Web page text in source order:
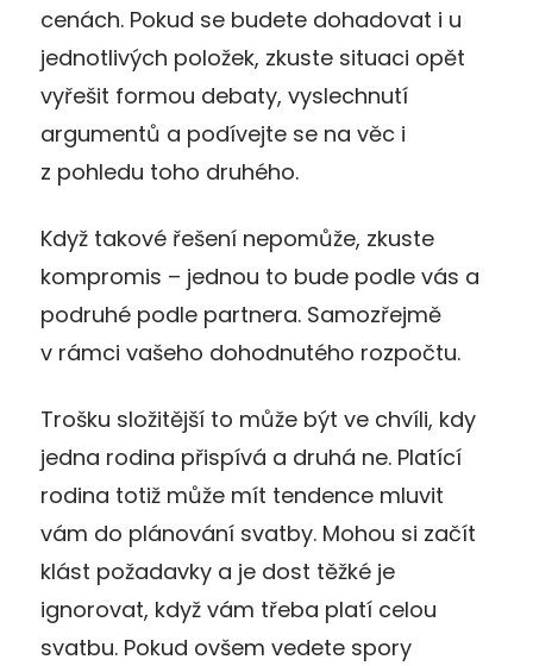
cenách. Pokud se budete dohadovat i u
jednotlivých položek, zkuste situaci opět
vyřešit formou debaty, vyslechnutí
argumentů a podívejte se na věc i
z pohledu toho druhého.
Když takové řešení nepomůže, zkuste
kompromis – jednou to bude podle vás a
podruhé podle partnera. Samozřejmě
v rámci vašeho dohodnutého rozpočtu.
Trošku složitější to může být ve chvíli, kdy
jedna rodina přispívá a druhá ne. Platící
rodina totiž může mít tendence mluvit
vám do plánování svatby. Mohou si začít
klást požadavky a je dost těžké je
ignorovat, když vám třeba platí celou
svatbu. Pokud ovšem vedete spory